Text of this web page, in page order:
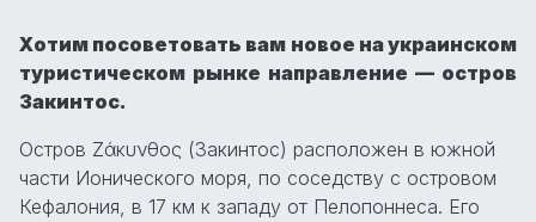
Хотим посоветовать вам новое на украинском
туристическом рынке направление — остров
Закинтос.
Остров Ζάκυνθος (Закинтос) расположен в южной
части Ионического моря, по соседству с островом
Кефалония, в 17 км к западу от Пелопоннеса. Его